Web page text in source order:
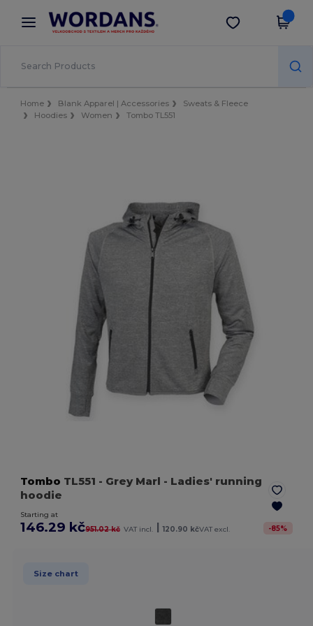
× Aplikace Wordans
Lepší ceny v aplikaci!
Stáhnout app
Home Blank Apparel | Accessories
Sweats & Fleece
Hoodies
Women Tombo TL551
Tombo TL551 - Grey Marl - Ladies' running
hoodie
Starting at
146.29 kč951.02 kč VAT incl. | 120.90 kčVAT excl. -85%
Size chart